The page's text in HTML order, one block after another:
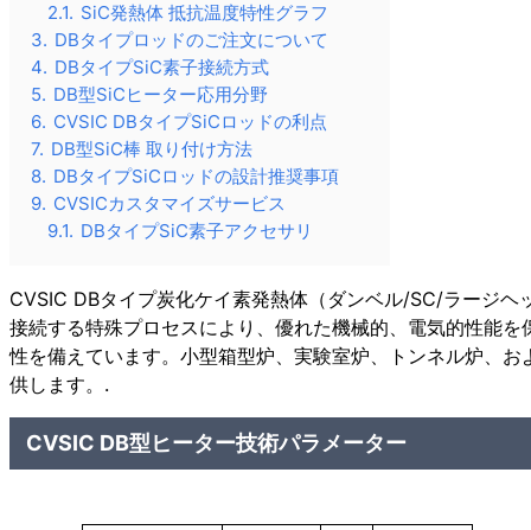
2.1. SiC発熱体 抵抗温度特性グラフ
3. DBタイプロッドのご注文について
4. DBタイプSiC素子接続方式
5. DB型SiCヒーター応用分野
6. CVSIC DBタイプSiCロッドの利点
7. DB型SiC棒 取り付け方法
8. DBタイプSiCロッドの設計推奨事項
9. CVSICカスタマイズサービス
9.1. DBタイプSiC素子アクセサリ
CVSIC DBタイプ炭化ケイ素発熱体（ダンベル/SC/ラージ
接続する特殊プロセスにより、優れた機械的、電気的性能
性を備えています。小型箱型炉、実験室炉、トンネル炉、
供します。.
CVSIC DB型ヒーター技術パラメーター